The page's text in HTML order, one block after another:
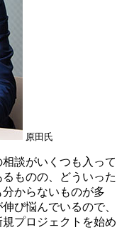
原田氏
談がいくつも入って
ものの、どういった
からないものが多
び悩んでいるので、
プロジェクトを始め